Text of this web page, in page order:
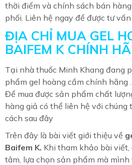
thời điểm và chính sách bán
phối. Liên hệ ngay để được tư
ĐỊA CHỈ MUA GEL
BAIFEM K CHÍNH
Tại nhà thuốc Minh Khang đang
phẩm gel hoàng cầm chính hãng
Để mua được sản phẩm chất
hàng giả có thể liên hệ với chúng
cách sau đây
Trên đây là bài viết giới thiệu về
Baifem K. Khi tham khảo bài
tâm, lựa chọn sản phẩm mà mình